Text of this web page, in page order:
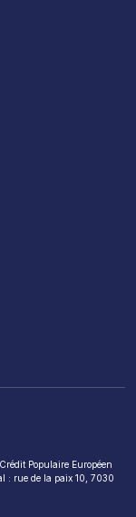
Populaire Européen
: rue de la paix 10, 7030